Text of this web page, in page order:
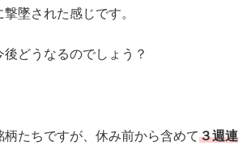
墜された感じです。
どうなるのでしょう？
柄たちですが、休み前から含めて３週連